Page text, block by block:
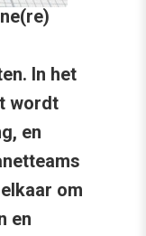
In het
wordt
en
om
en